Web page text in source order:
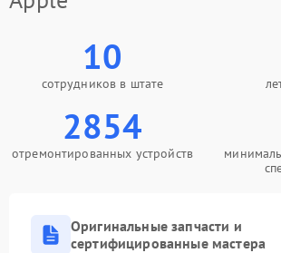
10
сотрудников в штате
2854
отремонтированных устройств
Оригинальные запчасти и
сертифицированные мастера